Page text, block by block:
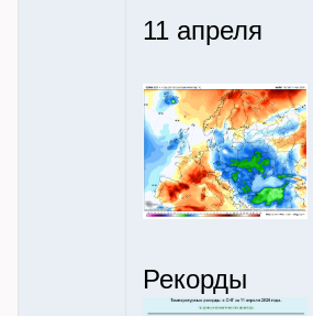
11 апреля
Рекорды